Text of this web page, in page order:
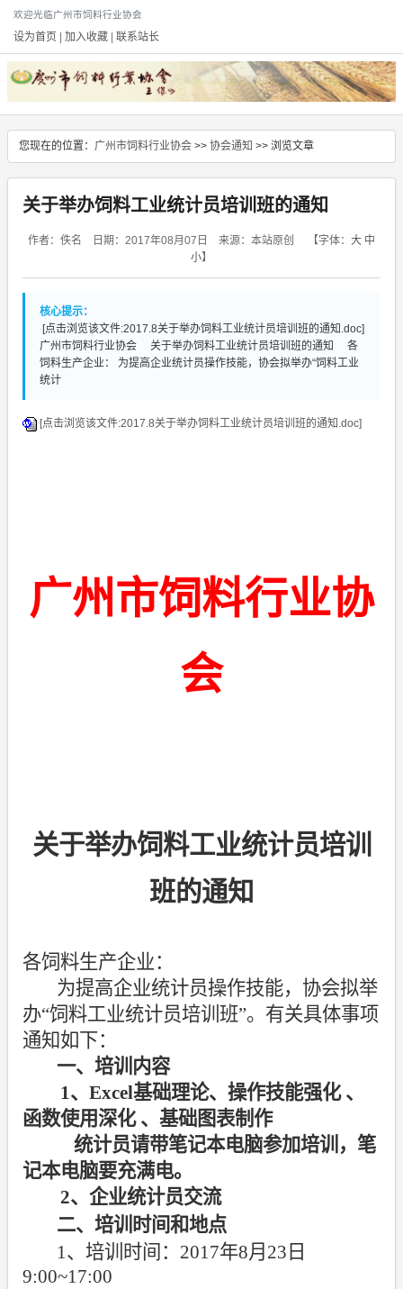
欢迎光临广州市饲料行业协会
设为首页 加入收藏 联系站长
您现在的位置： 广州市饲料行业协会 >> 协会通知 >> 浏览文章
关于举办饲料工业统计员培训班的通知
作者：佚名 日期：2017年08月07日 来源：本站原创 【字体： 大 中
小】
核心提示：
[点击浏览该文件:2017.8关于举办饲料工业统计员培训班的通知.doc]
广州市饲料行业协会 关于举办饲料工业统计员培训班的通知 各
饲料生产企业： 为提高企业统计员操作技能，协会拟举办“饲料工业
统计
[点击浏览该文件:2017.8关于举办饲料工业统计员培训班的通知.doc]
广州市饲料行业协
会
关于举办饲料工业统计员培训
班的通知
各饲料生产企业：
为提高企业统计员操作技能，协会拟举
办“饲料工业统计员培训班”。有关具体事项
通知如下：
一、培训内容
1、Excel基础理论、操作技能强化 、
函数使用深化 、基础图表制作
统计员请带笔记本电脑参加培训，笔
记本电脑要充满电。
2、企业统计员交流
二、培训时间和地点
1、培训时间： 2017年8月 23 日
9:00~17:00